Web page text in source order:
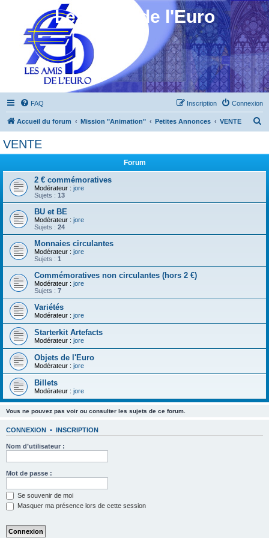
Les Amis de l'Euro
FAQ Connexion
Inscription
Accueil du forum Mission "Animation" Petites Annonces VENTE
e
VENTE
Forum
2 € commémoratives
Modérateur : jore
Sujets : 13
BU et BE
Modérateur : jore
Sujets : 24
Monnaies circulantes
Modérateur : jore
Sujets : 1
Commémoratives non circulantes (hors 2 €)
Modérateur : jore
Sujets : 7
Variétés
Modérateur : jore
Starterkit Artefacts
Modérateur : jore
Objets de l'Euro
Modérateur : jore
Billets
Modérateur : jore
Vous ne pouvez pas voir ou consulter les sujets de ce forum.
CONNEXION • INSCRIPTION
Nom d’utilisateur :
Mot de passe :
Se souvenir de moi
Masquer ma présence lors de cette session